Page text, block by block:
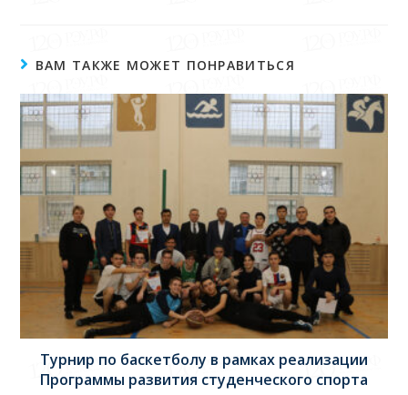
ВАМ ТАКЖЕ МОЖЕТ ПОНРАВИТЬСЯ
Турнир по баскетболу в рамках реализации
Программы развития студенческого спорта